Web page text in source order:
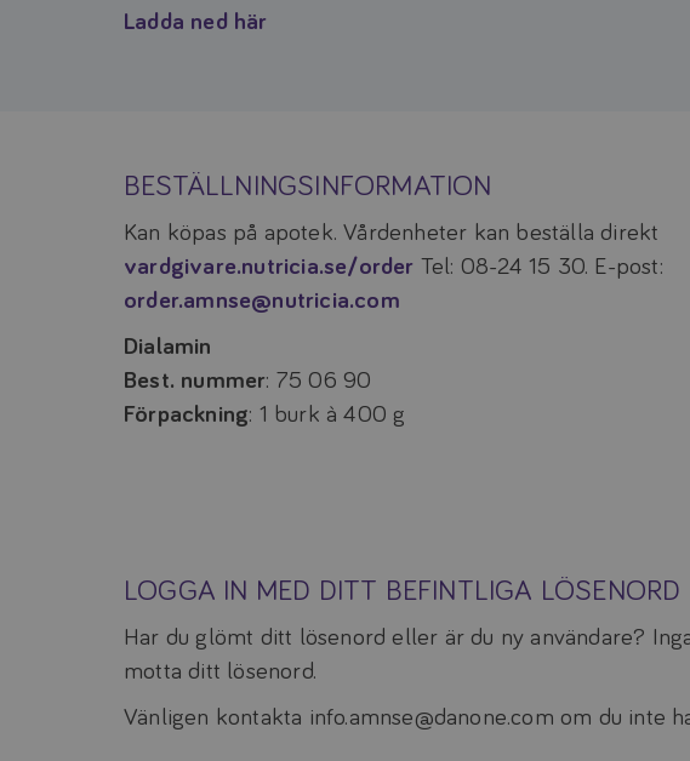
Ladda ned här
BESTÄLLNINGSINFORMATION
Kan köpas på apotek. Vårdenheter kan beställa direkt
vardgivare.nutricia.se/order Tel: 08-24 15 30. E-post:
order.amnse@nutricia.com
Dialamin
Best. nummer: 75 06 90
Förpackning: 1 burk à 400 g
LOGGA IN MED DITT BEFINTLIGA
Har du glömt ditt lösenord eller är du ny användare?
motta ditt lösenord.
Vänligen kontakta info.amnse@danone.com om du inte